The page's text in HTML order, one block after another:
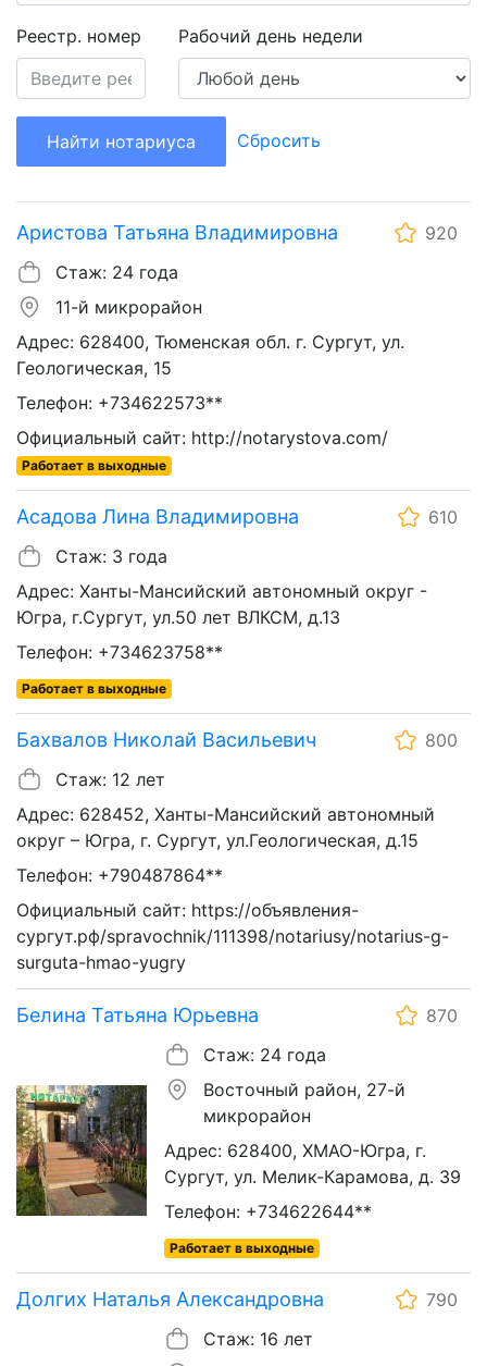
Реестр. номер Рабочий день недели
Найти нотариуса Сбросить
Аристова Татьяна Владимировна
920
Стаж: 24 года
11-й микрорайон
Адрес: 628400, Тюменская обл. г. Сургут, ул.
Геологическая, 15
Телефон: +734622573**
Официальный сайт: http://notarystova.com/
Работает в выходные
Асадова Лина Владимировна
610
Стаж: 3 года
Адрес: Ханты-Мансийский автономный округ -
Югра, г.Сургут, ул.50 лет ВЛКСМ, д.13
Телефон: +734623758**
Работает в выходные
Бахвалов Николай Васильевич
800
Стаж: 12 лет
Адрес: 628452, Ханты-Мансийский автономный
округ – Югра, г. Сургут, ул.Геологическая, д.15
Телефон: +790487864**
Официальный сайт: https://объявления-
сургут.рф/spravochnik/111398/notariusy/notarius-g-
surguta-hmao-yugry
Белина Татьяна Юрьевна
870
Стаж: 24 года
Восточный район, 27-й
микрорайон
Адрес: 628400, ХМАО-Югра, г.
Сургут, ул. Мелик-Карамова, д. 39
Телефон: +734622644**
Работает в выходные
Долгих Наталья Александровна
790
Стаж: 16 лет